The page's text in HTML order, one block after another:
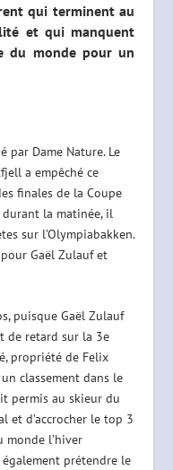
qui terminent au
et qui manquent
du monde pour un
par Dame Nature. Le
a empêché ce
finales de la Coupe
durant la matinée, il
sur l’Olympiabakken.
Gaël Zulauf et
puisque Gaël Zulauf
de retard sur la 3e
propriété de Felix
un classement dans le
permis au skieur du
et d’accrocher le top 3
monde l’hiver
prétendre le